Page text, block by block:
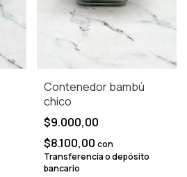
Contenedor bambú
chico
$9.000,00
$8.100,00 con
Transferencia o depósito
bancario